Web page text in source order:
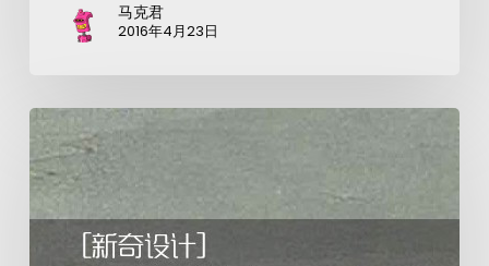
马克君
2016年4月23日